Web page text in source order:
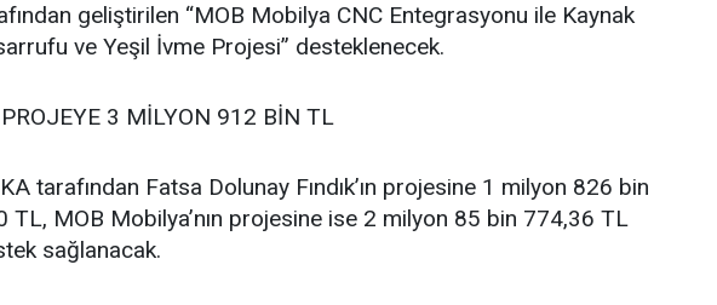
geliştirilen “MOB Mobilya CNC Entegrasyonu ile Kaynak
ve Yeşil İvme Projesi” desteklenecek.
3 MİLYON 912 BİN TL
tarafından Fatsa Dolunay Fındık’ın projesine 1 milyon 826 bin
TL, MOB Mobilya’nın projesine ise 2 milyon 85 bin 774,36 TL
sağlanacak.